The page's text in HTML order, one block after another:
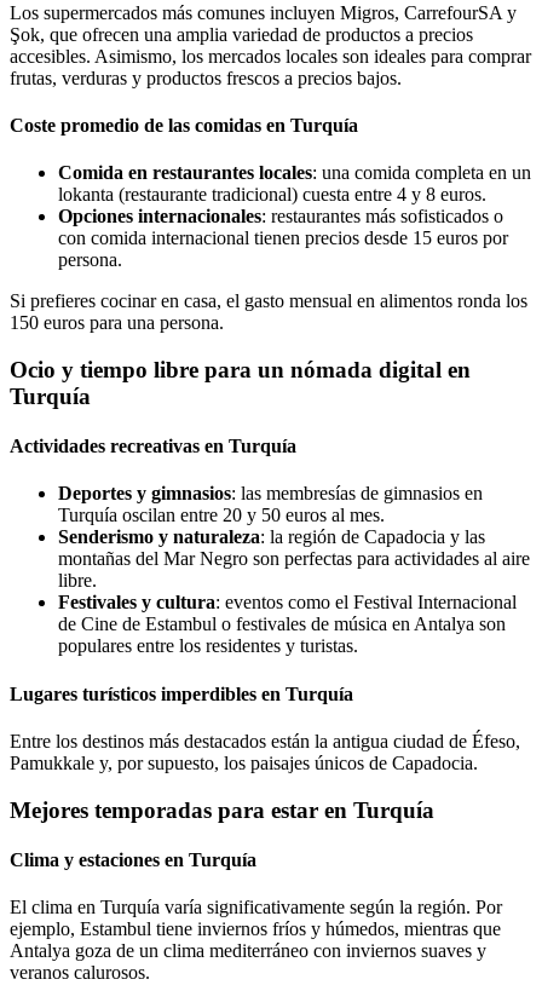
Los supermercados más comunes incluyen Migros, CarrefourSA y
Şok, que ofrecen una amplia variedad de productos a precios
accesibles. Asimismo, los mercados locales son ideales para comprar
frutas, verduras y productos frescos a precios bajos.
Coste promedio de las comidas en Turquía
Comida en restaurantes locales: una comida completa en un
lokanta (restaurante tradicional) cuesta entre 4 y 8 euros.
Opciones internacionales: restaurantes más sofisticados o
con comida internacional tienen precios desde 15 euros por
persona.
Si prefieres cocinar en casa, el gasto mensual en alimentos ronda los
150 euros para una persona.
Ocio y tiempo libre para un nómada digital en
Turquía
Actividades recreativas en Turquía
Deportes y gimnasios: las membresías de gimnasios en
Turquía oscilan entre 20 y 50 euros al mes.
Senderismo y naturaleza: la región de Capadocia y las
montañas del Mar Negro son perfectas para actividades al aire
libre.
Festivales y cultura: eventos como el Festival Internacional
de Cine de Estambul o festivales de música en Antalya son
populares entre los residentes y turistas.
Lugares turísticos imperdibles en Turquía
Entre los destinos más destacados están la antigua ciudad de Éfeso,
Pamukkale y, por supuesto, los paisajes únicos de Capadocia.
Mejores temporadas para estar en Turquía
Clima y estaciones en Turquía
El clima en Turquía varía significativamente según la región. Por
ejemplo, Estambul tiene inviernos fríos y húmedos, mientras que
Antalya goza de un clima mediterráneo con inviernos suaves y
veranos calurosos.